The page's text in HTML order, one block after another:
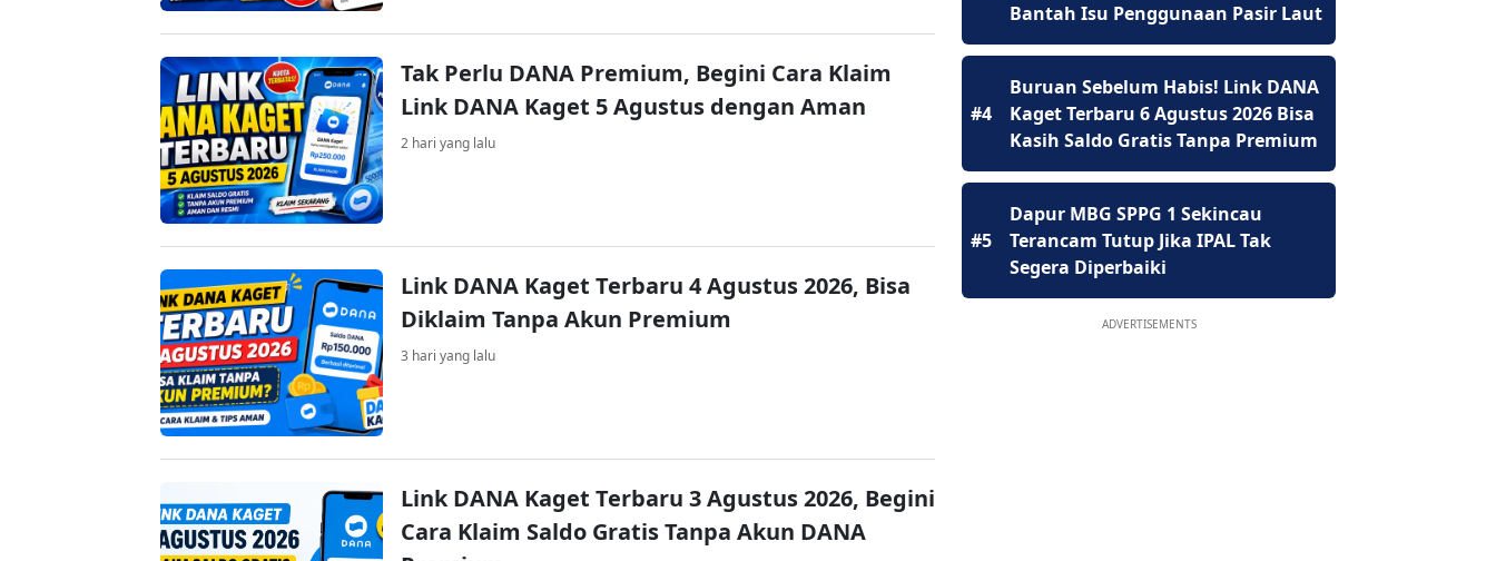
Tak Perlu DANA Premium, Begini Cara Klaim
Link DANA Kaget 5 Agustus dengan Aman
2 hari yang lalu
Link DANA Kaget Terbaru 4 Agustus 2026, Bisa
Diklaim Tanpa Akun Premium
3 hari yang lalu
Link DANA Kaget Terbaru 3 Agustus 2026, Begini
Cara Klaim Saldo Gratis Tanpa Akun DANA
Bantah Isu Penggunaan Pasir Laut
#4
Buruan Sebelum Habis! Link DANA
Kaget Terbaru 6 Agustus 2026 Bisa
Kasih Saldo Gratis Tanpa Premium
#5
Dapur MBG SPPG 1 Sekincau
Terancam Tutup Jika IPAL Tak
Segera Diperbaiki
ADVERTISEMENTS